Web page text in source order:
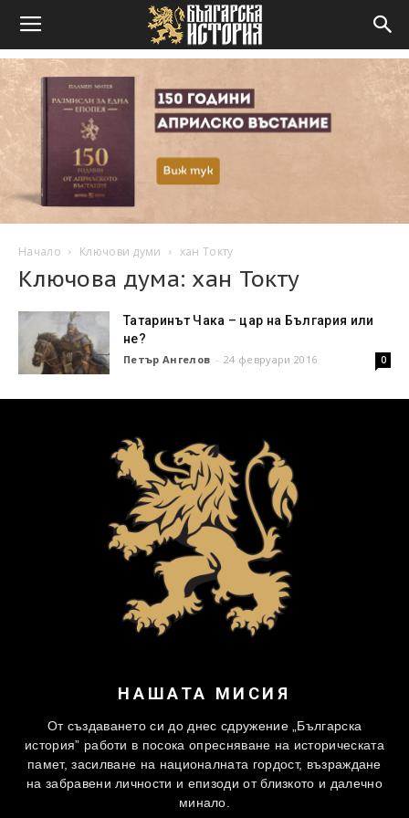
Начало Ключови думи хан Токту
Ключова дума: хан Токту
Татаринът Чака – цар на България или
не?
Петър Ангелов - 24 февруари 2016 0
НАШАТА МИСИЯ
От създаването си до днес сдружение „Българска
история” работи в посока опресняване на историческата
памет, засилване на националната гордост, възраждане
на забравени личности и епизоди от близкото и далечно
минало.